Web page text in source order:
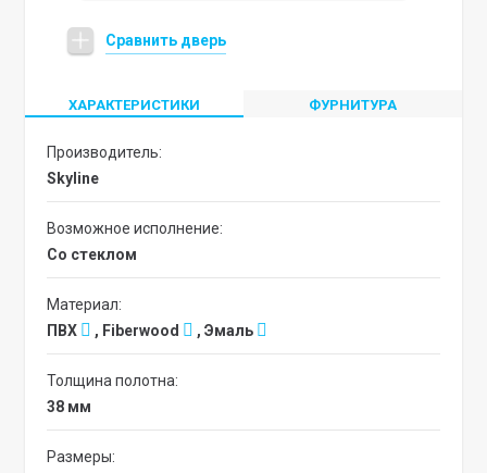
Сравнить дверь
ХАРАКТЕРИСТИКИ ФУРНИТУРА
Производитель:
Skyline
Возможное исполнение:
со стеклом
Материал:
ПВХ
, Fiberwood , Эмаль
Толщина полотна:
38 мм
Размеры: